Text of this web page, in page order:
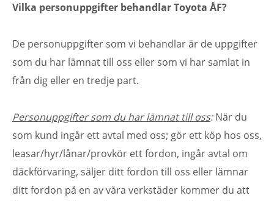
Vilka personuppgifter behandlar Toyota ÅF?
De personuppgifter som vi behandlar är de uppgifter
som du har lämnat till oss eller som vi har samlat in
från dig eller en tredje part.
Personuppgifter som du har lämnat till oss:När du
som kund ingår ett avtal med oss; gör ett köp hos oss,
leasar/hyr/lånar/provkör ett fordon, ingår avtal om
däckförvaring, säljer ditt fordon till oss eller lämnar
ditt fordon på en av våra verkstäder kommer du att